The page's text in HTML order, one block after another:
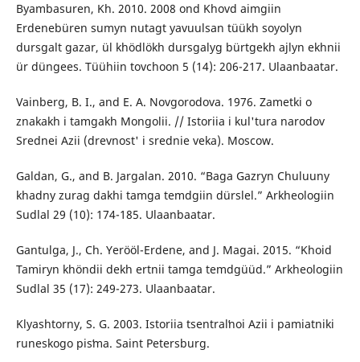
Byambasuren, Kh. 2010. 2008 ond Khovd aimgiin
Erdenebüren sumyn nutagt yavuulsan tüükh soyolyn
dursgalt gazar, ül khödlökh dursgalyg bürtgekh ajlyn ekhnii
ür düngees. Tüühiin tovchoon 5 (14): 206-217. Ulaanbaatar.
Vainberg, B. I., and E. A. Novgorodova. 1976. Zametki o
znakakh i tamgakh Mongolii. // Istoriia i kul'tura narodov
Srednei Azii (drevnost' i srednie veka). Moscow.
Galdan, G., and B. Jargalan. 2010. “Baga Gazryn Chuluuny
khadny zurag dakhi tamga temdgiin dürslel.” Arkheologiin
Sudlal 29 (10): 174-185. Ulaanbaatar.
Gantulga, J., Ch. Yerööl-Erdene, and J. Magai. 2015. “Khoid
Tamiryn khöndii dekh ertnii tamga temdgüüd.” Arkheologiin
Sudlal 35 (17): 249-273. Ulaanbaatar.
Klyashtorny, S. G. 2003. Istoriia tsentralʹnoi Azii i pamiatniki
runeskogo pisʹma. Saint Petersburg.